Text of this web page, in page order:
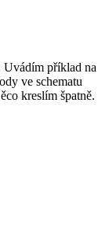
Uvádím příklad na
ve schematu
kreslím špatně.